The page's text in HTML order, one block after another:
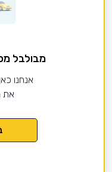
מבולבל
אנחנו
את